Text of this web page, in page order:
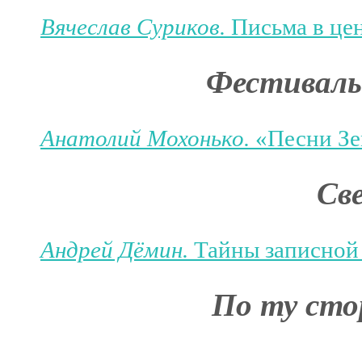
Вячеслав Суриков. Письма в
Анатолий Мохонько. «Песни
Андрей Дёмин. Тайны
По ту